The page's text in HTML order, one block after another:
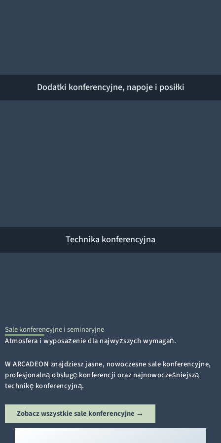
Dodatki konferencyjne, napoje i posiłki
Technika konferencyjna
Sale konferencyjne i seminaryjne
Atmosfera i wyposażenie dla najwyższych wymagań.
W ARCADEON znajdziesz jasne, nowoczesne sale konferencyjne,
profesjonalną obsługę konferencji oraz najnowocześniejszą
technikę konferencyjną.
Zobacz wszystkie sale konferencyjne →